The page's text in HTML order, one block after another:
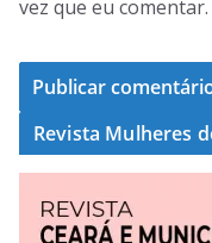
vez que eu comentar.
Revista Mulheres